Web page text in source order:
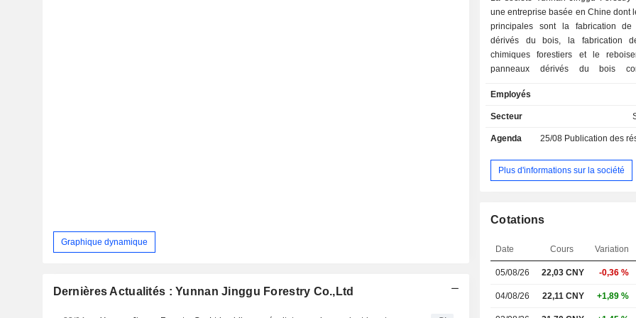
Graphique dynamique
Dernières Actualités : Yunnan Jinggu Forestry Co.,Ltd
une entreprise basée en Chine dont
principales sont la fabrication de
dérivés du bois, la fabrication
chimiques forestiers et le
panneaux dérivés du bois
de fibres, les panneaux de
placage, les panneaux lattés et
fabrication de meubles en bois
chimiques forestiers comprennent la
la colophane disproportionnée, la
revêtements, des encres, du
produits chimiques électroniques,
dans l’industrie alimentaire et
sont le bois d’œuvre et le bois sur
Employés
Secteur
Agenda 25/08 Publication des résultats
Plus d'informations sur la société
Cotations
Date Cours Variation
05/08/26 22,03 CNY -0,36 %
04/08/26 22,11 CNY +1,89 %